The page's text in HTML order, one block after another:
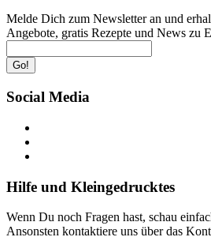
Melde Dich zum Newsletter an und
Angebote, gratis Rezepte und News zu
Go!
Social Media
Hilfe und Kleingedrucktes
Wenn Du noch Fragen hast, schau
Ansonsten kontaktiere uns über das